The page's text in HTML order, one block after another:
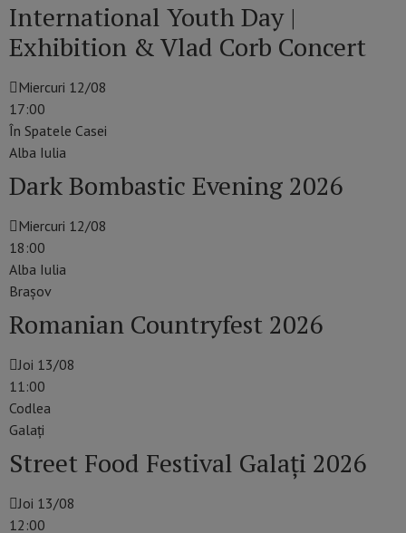
International Youth Day |
Exhibition & Vlad Corb Concert
Miercuri 12/08
17:00
În Spatele Casei
Alba Iulia
Dark Bombastic Evening 2026
Miercuri 12/08
18:00
Alba Iulia
Braşov
Romanian Countryfest 2026
Joi 13/08
11:00
Codlea
Galaţi
Street Food Festival Galați 2026
Joi 13/08
12:00